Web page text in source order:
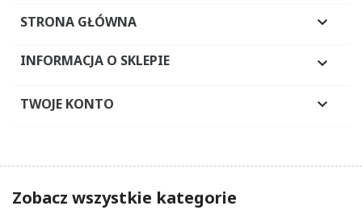
STRONA GŁÓWNA 
INFORMACJA O SKLEPIE 
TWOJE KONTO 
Zobacz wszystkie kategorie